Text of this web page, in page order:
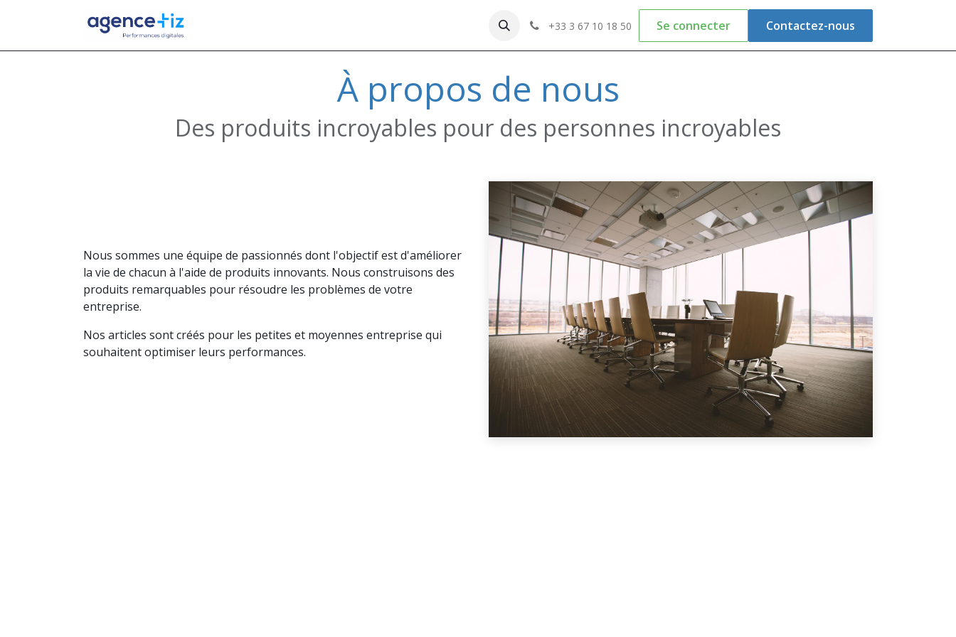
+33 3 67 10 18 50 Se connecter Contactez-nous
À propos de nous
Des produits incroyables pour des personnes incroyables
Nous sommes une équipe de passionnés dont l'objectif est d'améliorer
la vie de chacun à l'aide de produits innovants. Nous construisons des
produits remarquables pour résoudre les problèmes de votre
entreprise.
Nos articles sont créés pour les petites et moyennes entreprise qui
souhaitent optimiser leurs performances.